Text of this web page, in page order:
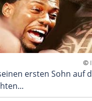
©
ersten Sohn auf